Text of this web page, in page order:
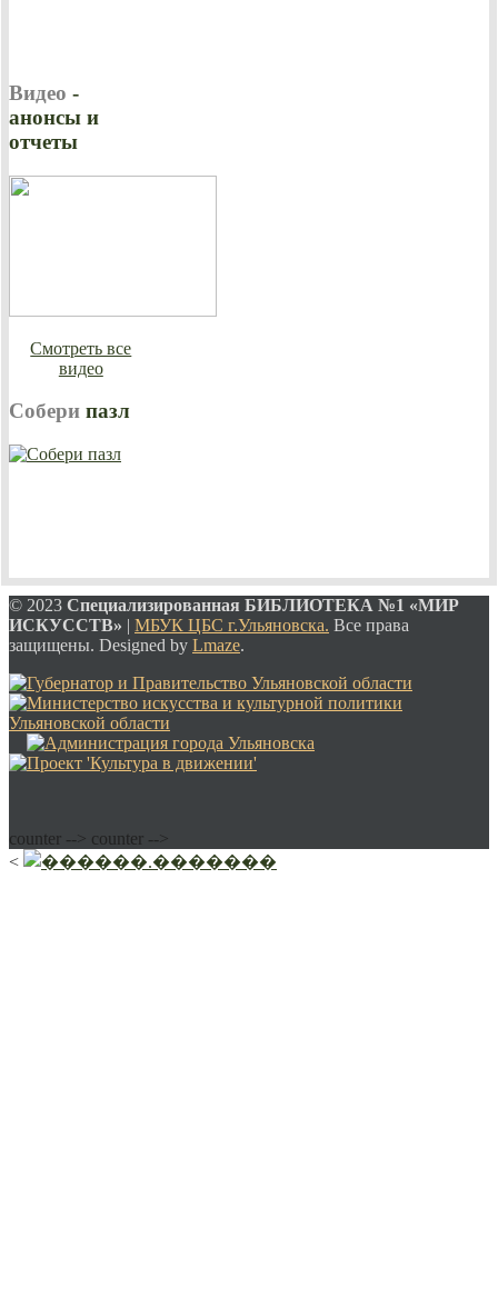
Видео -
анонсы и
отчеты
Смотреть все
видео
Собери пазл
© 2023 Специализированная БИБЛИОТЕКА №1 «МИР
ИСКУССТВ» | МБУК ЦБС г.Ульяновска. Все права
защищены. Designed by Lmaze.
counter --> counter -->
<